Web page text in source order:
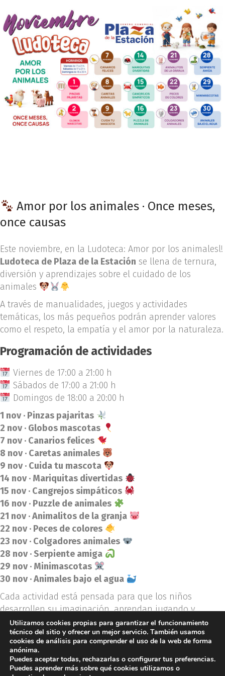
Amor por los animales · Once meses,
once causas
Este noviembre, en la Ludoteca: Amor por los animalesl!
Ludoteca de Plaza de la Estación se llena de ternura,
diversión y aprendizajes sobre el cuidado de los
animales
A través de manualidades, juegos y actividades
temáticas, los más pequeños podrán aprender valores
como el respeto, la empatía y el amor por la naturaleza.
Programación de actividades
Viernes de 17:00 a 21:00 h
Sábados de 17:00 a 21:00 h
Domingos de 18:00 a 20:00 h
1 nov · Pinzas pajaritas
2 nov · Globos mascotas
7 nov · Canarios felices
8 nov · Caretas animales
9 nov · Cuida tu mascota
14 nov · Mariquitas divertidas
15 nov · Cangrejos simpáticos
16 nov · Puzzle de animales
21 nov · Animalitos de la granja
22 nov · Peces de colores
23 nov · Colgadores animales
28 nov · Serpiente amiga
29 nov · Minimascotas
30 nov · Animales bajo el agua
Cada actividad está pensada para que los niños
desarrollen su imaginación, aprendan jugando y
comprendan la importancia de cuidar de todos los seres
vivos
Entrada libre
Centro Comercial Plaza de la Estación – Planta
Utilizamos cookies propias para garantizar el funcionamiento
técnico del sitio y ofrecer un mejor servicio. También usamos
cookies de análisis para comprender el uso de la web de forma
anónima.
Puedes aceptar todas, rechazarlas o configurar tus preferencias.
Puedes aprender más sobre qué cookies utilizamos o